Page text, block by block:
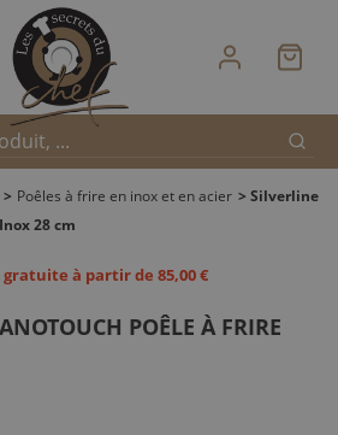
> Poêles à frire en inox et en acier > Silverline
28 cm
à partir de 85,00 €
POÊLE À FRIRE